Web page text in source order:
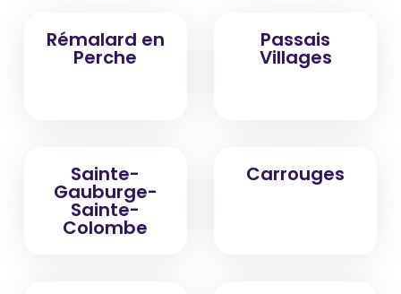
Rémalard en
Perche
Passais
Villages
Sainte-
Gauburge-
Sainte-
Colombe
Carrouges